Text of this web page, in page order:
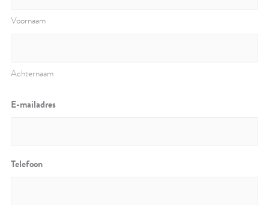
Voornaam
Achternaam
E-mailadres
Telefoon